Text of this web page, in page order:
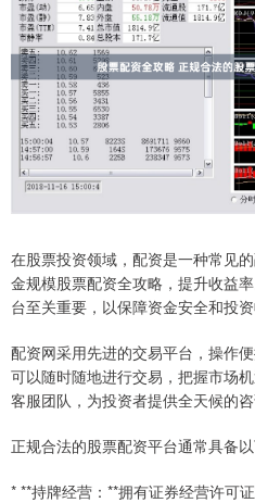
在股票投资领域，配资是一种常见
金规模股票配资全攻略，提升收益
台至关重要，以保障资金安全和投资
配资网采用先进的交易平台，操作
可以随时随地进行交易，把握市场
客服团队，为投资者提供全天候的
正规合法的股票配资平台通常具备以
* **持牌经营：**拥有证券经营许可